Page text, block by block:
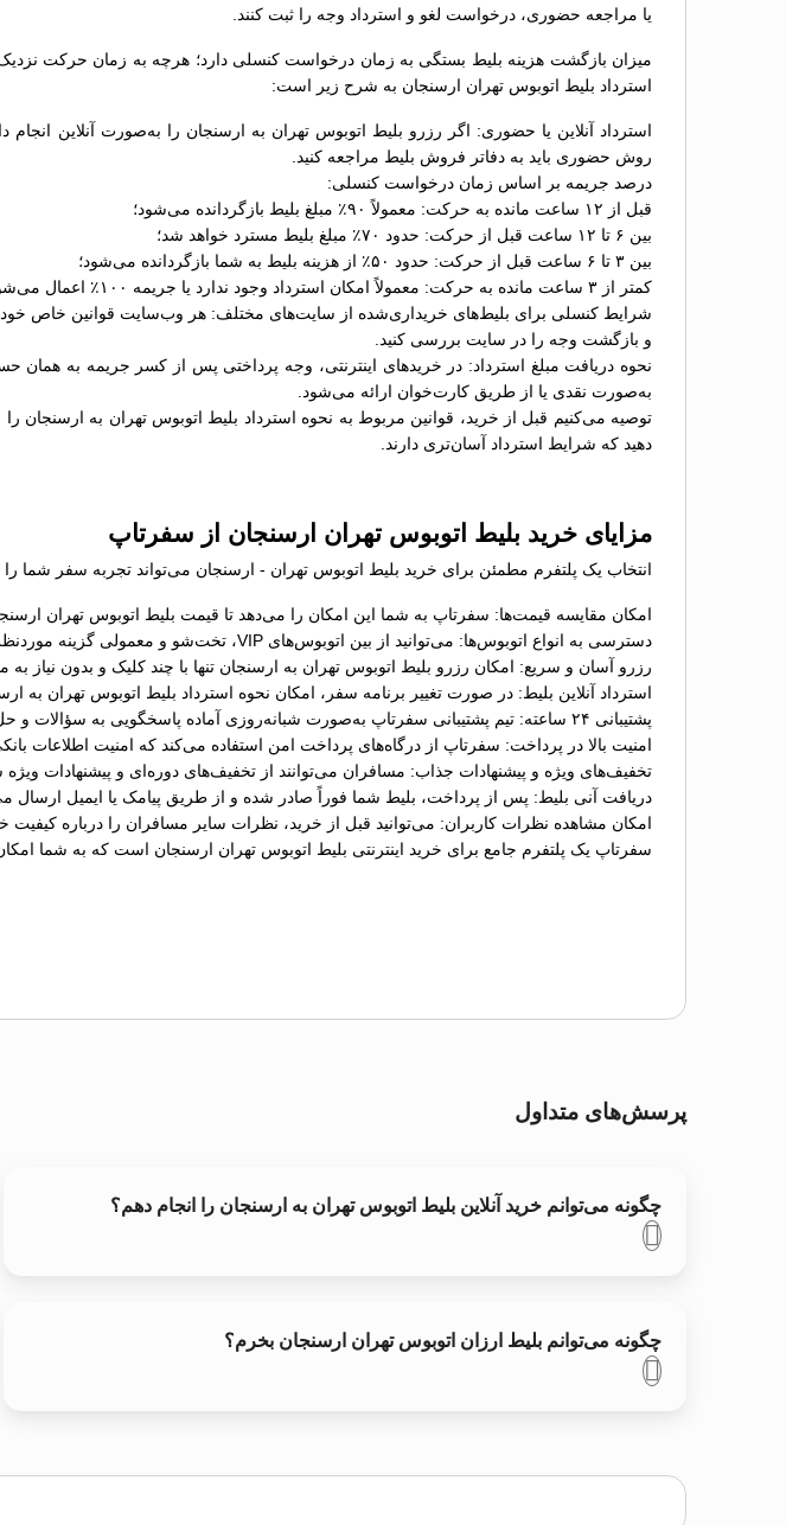
یا مراجعه حضوری، درخواست لغو و استرداد وجه را ثبت کنند.
میزان بازگشت هزینه بلیط بستگی به زمان درخواست کنسلی دارد؛ هرچه به زمان حرکت
استرداد بلیط اتوبوس تهران ارسنجان به شرح زیر است:
استرداد آنلاین یا حضوری: اگر رزرو بلیط اتوبوس تهران به ارسنجان را به‌صورت آنلاین
روش حضوری باید به دفاتر فروش بلیط مراجعه کنید.
درصد جریمه بر اساس زمان درخواست کنسلی:
قبل از ۱۲ ساعت مانده به حرکت: معمولاً ۹۰٪ مبلغ بلیط بازگردانده می‌شود؛
بین ۶ تا ۱۲ ساعت قبل از حرکت: حدود ۷۰٪ مبلغ بلیط مسترد خواهد شد؛
بین ۳ تا ۶ ساعت قبل از حرکت: حدود ۵۰٪ از هزینه بلیط به شما بازگردانده می‌شود؛
کمتر از ۳ ساعت مانده به حرکت: معمولاً امکان استرداد وجود ندارد یا جریمه ۱۰۰٪ اعمال می‌شود.
شرایط کنسلی برای بلیط‌های خریداری‌شده از سایت‌های مختلف: هر وب‌سایت قوانین خاص خود را
و بازگشت وجه را در سایت بررسی کنید.
نحوه دریافت مبلغ استرداد: در خریدهای اینترنتی، وجه پرداختی پس از کسر جریمه به
به‌صورت نقدی یا از طریق کارت‌خوان ارائه می‌شود.
توصیه می‌کنیم قبل از خرید، قوانین مربوط به نحوه استرداد بلیط اتوبوس تهران به ارسنجان
دهید که شرایط استرداد آسان‌تری دارند.
مزایای خرید بلیط اتوبوس تهران ارسنجان از سفرتاپ
انتخاب یک پلتفرم مطمئن برای خرید بلیط اتوبوس تهران - ارسنجان می‌تواند تجربه سفر شما
امکان مقایسه قیمت‌ها: سفرتاپ به شما این امکان را می‌دهد تا قیمت بلیط اتوبوس تهران
دسترسی به انواع اتوبوس‌ها: می‌توانید از بین اتوبوس‌های VIP، تخت‌شو و معمولی گزینه موردنظر خود را انتخاب کنید؛
رزرو آسان و سریع: امکان رزرو بلیط اتوبوس تهران به ارسنجان تنها با چند کلیک و بدون نیاز
استرداد آنلاین بلیط: در صورت تغییر برنامه سفر، امکان نحوه استرداد بلیط اتوبوس تهران
پشتیبانی ۲۴ ساعته: تیم پشتیبانی سفرتاپ به‌صورت شبانه‌روزی آماده پاسخگویی به سؤالات و حل مشکلات شما در فرآیند خرید بلیط است؛
امنیت بالا در پرداخت: سفرتاپ از درگاه‌های پرداخت امن استفاده می‌کند که امنیت اطلاعات
تخفیف‌های ویژه و پیشنهادات جذاب: مسافران می‌توانند از تخفیف‌های دوره‌ای و پیشنهادات
دریافت آنی بلیط: پس از پرداخت، بلیط شما فوراً صادر شده و از طریق پیامک یا ایمیل ارسال
امکان مشاهده نظرات کاربران: می‌توانید قبل از خرید، نظرات سایر مسافران را درباره
سفرتاپ یک پلتفرم جامع برای خرید اینترنتی بلیط اتوبوس تهران ارسنجان است که به شما
پرسش‌های متداول
چگونه می‌توانم خرید آنلاین بلیط اتوبوس تهران به ارسنجان را انجام دهم؟
چگونه می‌توانم بلیط ارزان اتوبوس تهران ارسنجان بخرم؟